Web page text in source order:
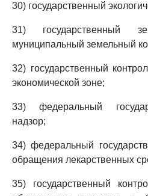
30) государственный
31) государственный
муниципальный земельный
32) государственный
экономической зоне;
33) федеральный
надзор;
34) федеральный
обращения лекарственных
35) государственный